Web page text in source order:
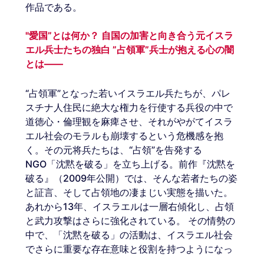
作品である。
"愛国”とは何か？ 自国の加害と向き合う元イスラ
エル兵士たちの独白 ”占領軍”兵士が抱える心の闇
とは――
“占領軍”となった若いイスラエル兵たちが、パレ
スチナ人住民に絶大な権力を行使する兵役の中で
道徳心・倫理観を麻痺させ、それがやがてイスラ
エル社会のモラルも崩壊するという危機感を抱
く。その元将兵たちは、“占領”を告発する
NGO「沈黙を破る」を立ち上げる。前作『沈黙を
破る』（2009年公開）では、そんな若者たちの姿
と証言、そして占領地の凄まじい実態を描いた。
あれから13年、イスラエルは一層右傾化し、占領
と武力攻撃はさらに強化されている。 その情勢の
中で、「沈黙を破る」の活動は、イスラエル社会
でさらに重要な存在意味と役割を持つようになっ